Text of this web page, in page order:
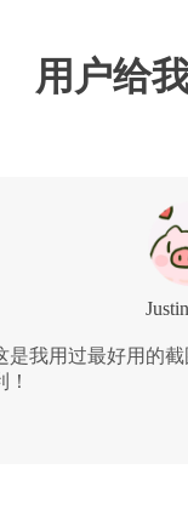
用户给
是我用过最好用的
！